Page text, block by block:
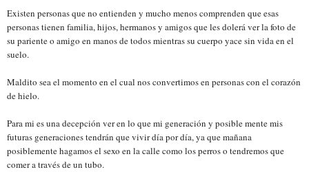
Existen personas que no entienden y mucho menos comprenden que esas
personas tienen familia, hijos, hermanos y amigos que les dolerá ver la foto de
su pariente o amigo en manos de todos mientras su cuerpo yace sin vida en el
suelo.
Maldito sea el momento en el cual nos convertimos en personas con el corazón
de hielo.
Para mi es una decepción ver en lo que mi generación y posible mente mis
futuras generaciones tendrán que vivir día por día, ya que mañana
posiblemente hagamos el sexo en la calle como los perros o tendremos que
comer a través de un tubo.